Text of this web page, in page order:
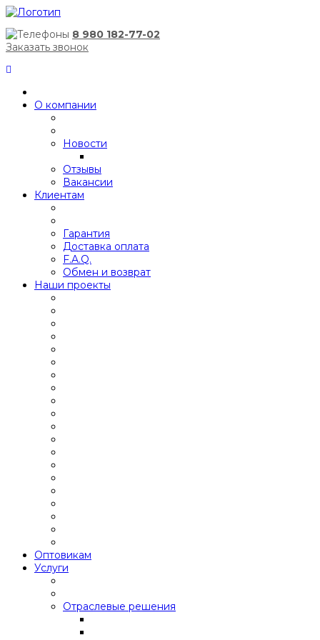
8 980 182-77-02
Заказать звонок
О компании
Новости
Отзывы
Вакансии
Клиентам
Гарантия
Доставка оплата
F.A.Q.
Обмен и возврат
Наши проекты
Оптовикам
Услуги
Отраслевые решения